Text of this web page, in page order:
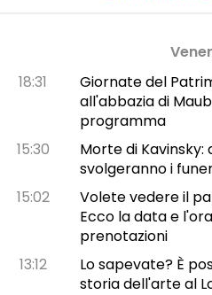
18:31
Giornate del
all'abbazia di
programma
15:30
Morte di Kavinsky:
svolgeranno i
15:02
Volete vedere il
Ecco la data e
prenotazioni
13:12
Lo sapevate? È
storia dell'arte al